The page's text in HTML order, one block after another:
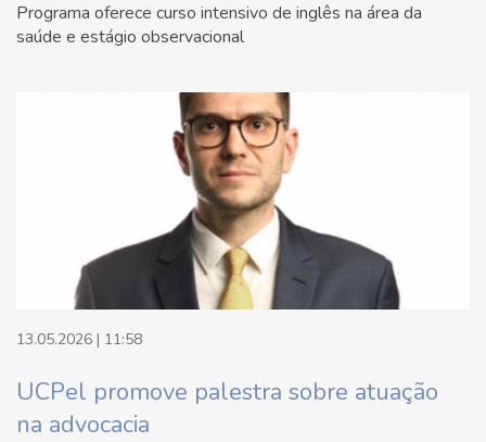
Programa oferece curso intensivo de inglês na área da
saúde e estágio observacional
13.05.2026 | 11:58
UCPel promove palestra sobre atuação
na advocacia